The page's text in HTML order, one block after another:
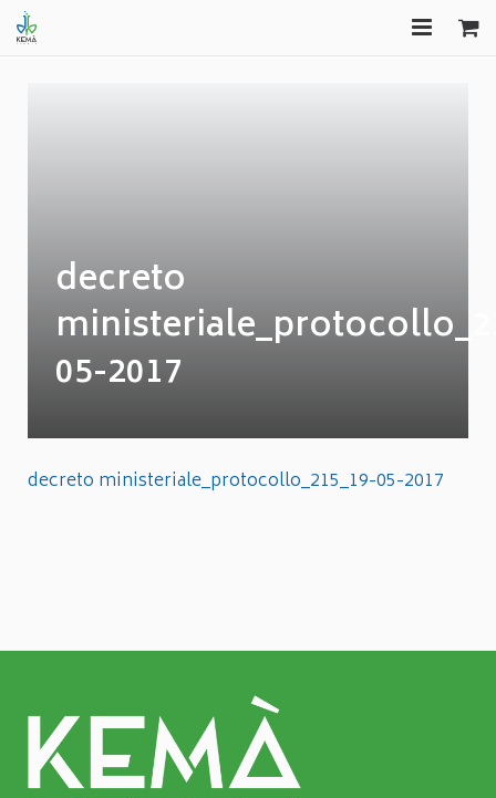
GAS FREE
COMUNICAZIONI
APPROFONDIMENTI
decreto
05-2017
decreto ministeriale_protocollo_215_19-05-2017